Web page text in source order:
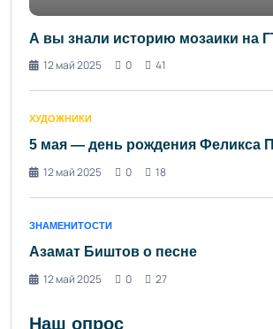
А вы знали историю мозаики на
12 май 2025
0 41
ХУДОЖНИКИ
5 мая — день рождения Феликса
12 май 2025
0 18
ЗНАМЕНИТОСТИ
Азамат Биштов о песне
12 май 2025
0 27
Наш опрос